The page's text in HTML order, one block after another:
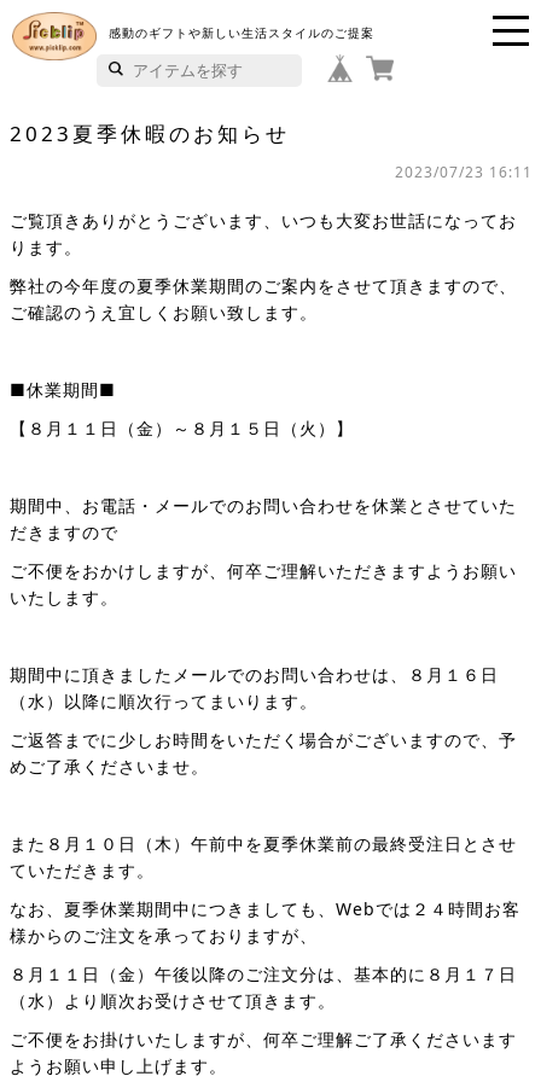
i
k
li
p
感動のギフトや新しい生活スタイルのご提案
2023夏季休暇のお知らせ
2023/07/23 16:11
ご覧頂きありがとうございます、いつも大変お世話になってお
ります。
弊社の今年度の夏季休業期間のご案内をさせて頂きますので、
ご確認のうえ宜しくお願い致します。
■休業期間■
【８月１１日（金）～８月１５日（火）】
期間中、お電話・メールでのお問い合わせを休業とさせていた
だきますので
ご不便をおかけしますが、何卒ご理解いただきますようお願い
いたします。
期間中に頂きましたメールでのお問い合わせは、８月１６日
（水）以降に順次行ってまいります。
ご返答までに少しお時間をいただく場合がございますので、予
めご了承くださいませ。
また８月１０日（木）午前中を夏季休業前の最終受注日とさせ
ていただきます。
なお、夏季休業期間中につきましても、Webでは２４時間お客
様からのご注文を承っておりますが、
８月１１日（金）午後以降のご注文分は、基本的に８月１７日
（水）より順次お受けさせて頂きます。
ご不便をお掛けいたしますが、何卒ご理解ご了承くださいます
ようお願い申し上げます。